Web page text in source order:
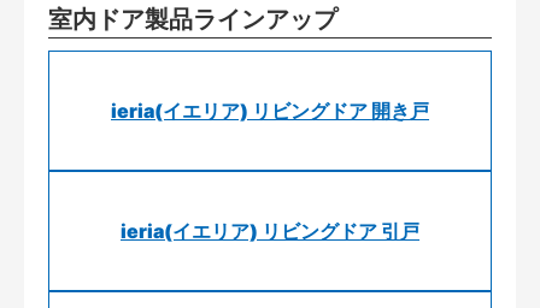
室内ドア製品ラインアップ
ieria(イエリア) リビングドア 開き戸
ieria(イエリア) リビングドア 引戸